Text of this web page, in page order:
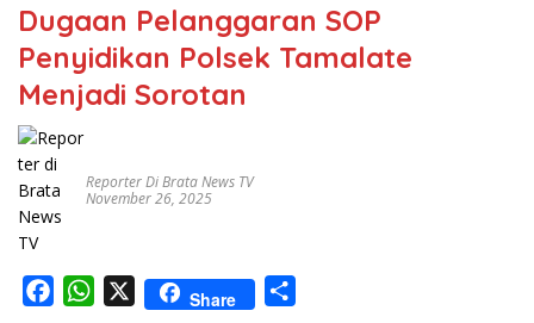
Dugaan Pelanggaran SOP
Penyidikan Polsek Tamalate
Menjadi Sorotan
Reporter Di Brata News TV
November 26, 2025
W
X Share